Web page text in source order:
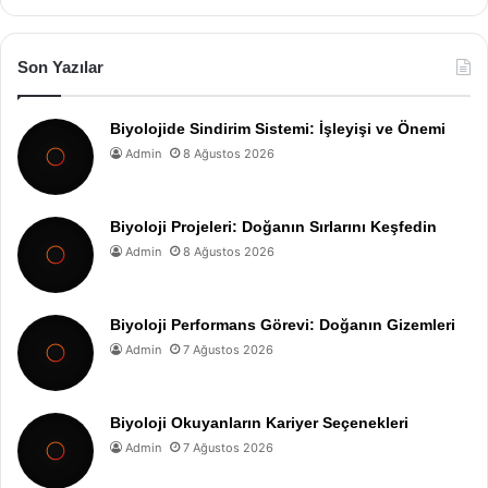
Son Yazılar
Biyolojide Sindirim Sistemi: İşleyişi ve Önemi
Admin 8 Ağustos 2026
Biyoloji Projeleri: Doğanın Sırlarını Keşfedin
Admin 8 Ağustos 2026
Biyoloji Performans Görevi: Doğanın Gizemleri
Admin 7 Ağustos 2026
Biyoloji Okuyanların Kariyer Seçenekleri
Admin 7 Ağustos 2026